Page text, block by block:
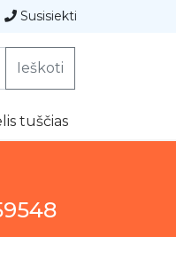
Susisiekti
Ieškoti
tuščias